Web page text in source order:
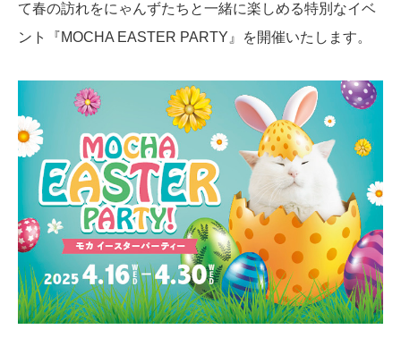
て春の訪れをにゃんずたちと一緒に楽しめる特別なイベ
ント『MOCHA EASTER PARTY』を開催いたします。